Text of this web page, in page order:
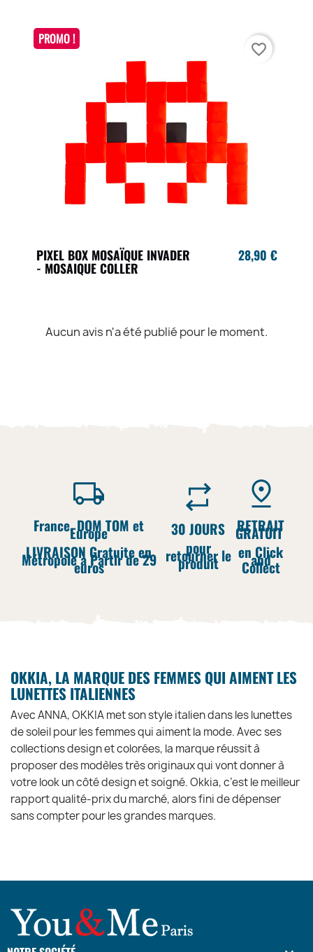
PIXEL BOX MOSAÏQUE INVADER
- MOSAIQUE COLLER
28,90 €
PROMO !
favorite_border
Aucun avis n'a été publié pour le moment.
France, DOM TOM et
Europe
LIVRAISON Gratuite en
Métropole à Partir de 29
euros
30 JOURS
pour
retourner le
produit
RETRAIT
GRATUIT
en Click
and
Collect
OKKIA, LA MARQUE DES FEMMES QUI AIMENT LES
LUNETTES ITALIENNES
Avec ANNA, OKKIA met son style italien dans les lunettes
de soleil pour les femmes qui aiment la mode. Avec ses
collections design et colorées, la marque réussit à
proposer des modèles très originaux qui vont donner à
votre look un côté design et soigné. Okkia, c’est le meilleur
rapport qualité-prix du marché, alors fini de dépenser
sans compter pour les grandes marques.